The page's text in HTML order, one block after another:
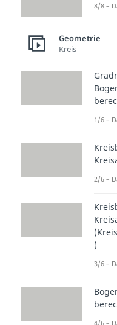
8/8 –
Geometrie
Kreis
1/6 –
2/6 –
)
3/6 –
4/6 –